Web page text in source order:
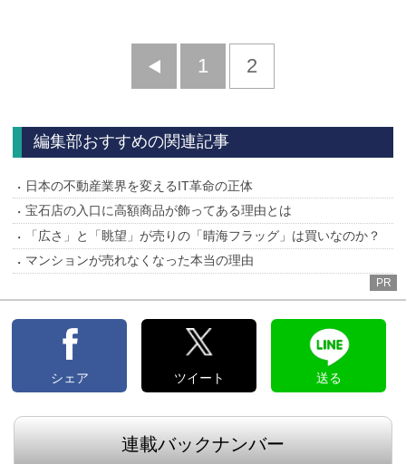
前
1 2
編集部おすすめの関連記事
日本の不動産業界を変えるIT革命の正体
宝石店の入口に高額商品が飾ってある理由とは
「広さ」と「眺望」が売りの「晴海フラッグ」は買いなのか？
マンションが売れなくなった本当の理由
PR
シェア ツイート 送る
連載バックナンバー